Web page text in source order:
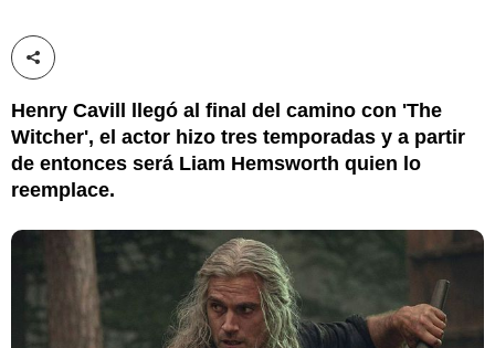
Compartir esta noticia
Henry Cavill llegó al final del camino con 'The
Witcher', el actor hizo tres temporadas y a partir
de entonces será Liam Hemsworth quien lo
reemplace.